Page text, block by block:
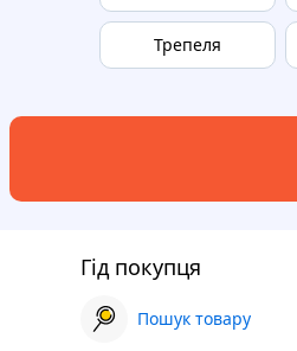
Трепеля
Гід покупця
Пошук товару